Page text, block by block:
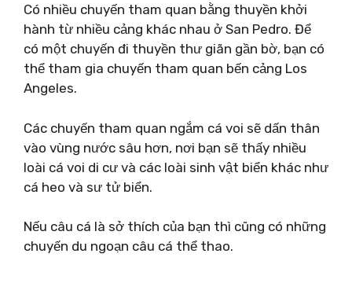
Có nhiều chuyến tham quan bằng thuyền khởi
hành từ nhiều cảng khác nhau ở San Pedro. Để
có một chuyến đi thuyền thư giãn gần bờ, bạn có
thể tham gia chuyến tham quan bến cảng Los
Angeles.
Các chuyến tham quan ngắm cá voi sẽ dấn thân
vào vùng nước sâu hơn, nơi bạn sẽ thấy nhiều
loài cá voi di cư và các loài sinh vật biển khác như
cá heo và sư tử biển.
Nếu câu cá là sở thích của bạn thì cũng có những
chuyến du ngoạn câu cá thể thao.